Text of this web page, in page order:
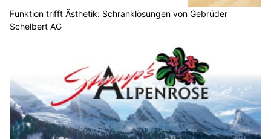
Funktion trifft Ästhetik: Schranklösungen von Gebrüder
Schelbert AG